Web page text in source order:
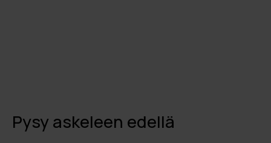
Pysy askeleen edellä